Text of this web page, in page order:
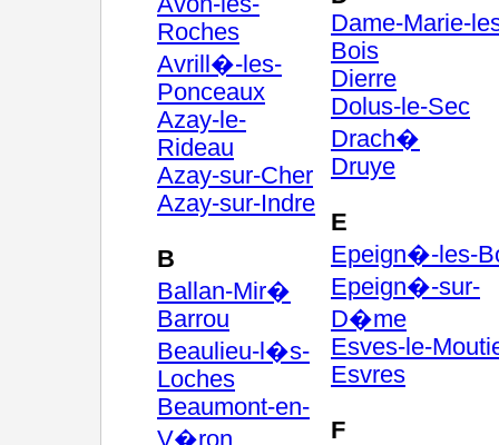
Roches
Avrill�-les-
Ponceaux
Azay-le-
Rideau
Azay-sur-Cher
Azay-sur-Indre
B
Ballan-Mir�
Barrou
Beaulieu-l�s-
Loches
Beaumont-en-
V�ron
Dame-Marie-
Bois
Dierre
Dolus-le-Sec
Drach�
Druye
E
Epeign�-les-
Epeign�-sur-
D�me
Esves-le-
Esvres
F